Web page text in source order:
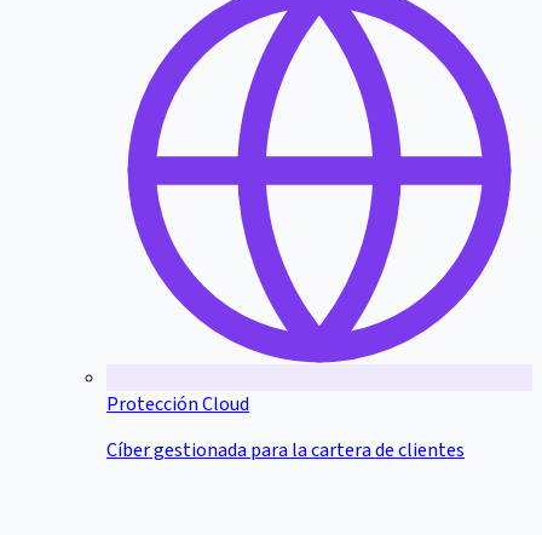
Protección Cloud
Cíber gestionada para la cartera de clientes